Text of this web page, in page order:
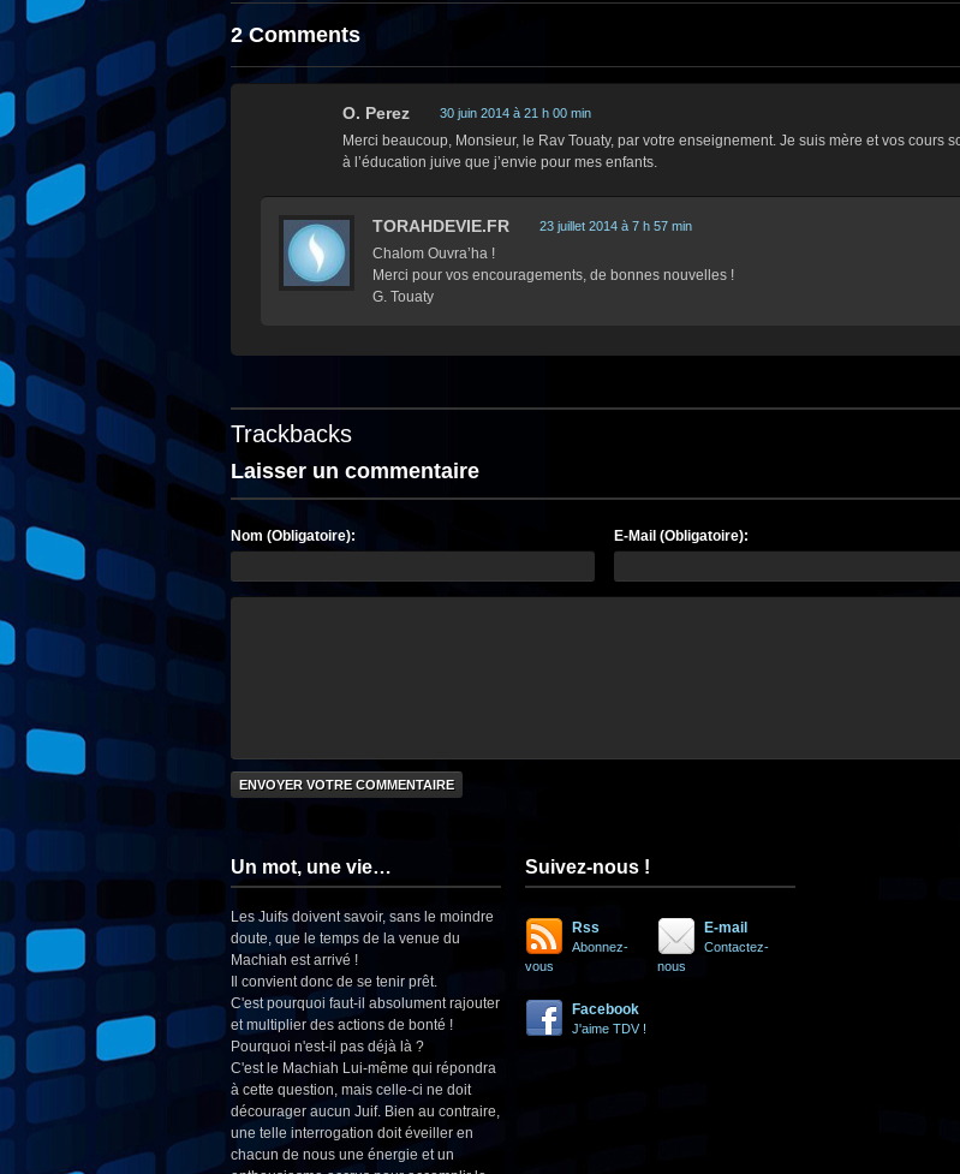
2 Comments
O. Perez 30 juin 2014 à 21 h 00 min
Merci beaucoup, Monsieur, le Rav Touaty, par votre enseignement. Je suis mère et vos cours
à l’éducation juive que j’envie pour mes enfants.
TORAHDEVIE.FR 23 juillet 2014 à 7 h 57 min
Chalom Ouvra’ha !
Merci pour vos encouragements, de bonnes nouvelles !
G. Touaty
Trackbacks
Laisser un commentaire
Nom (Obligatoire): E-Mail (Obligatoire):
Un mot, une vie…
Les Juifs doivent savoir, sans le moindre
doute, que le temps de la venue du
Machiah est arrivé !
Il convient donc de se tenir prêt.
C'est pourquoi faut-il absolument rajouter
et multiplier des actions de bonté !
Pourquoi n'est-il pas déjà là ?
C'est le Machiah Lui-même qui répondra
à cette question, mais celle-ci ne doit
décourager aucun Juif. Bien au contraire,
une telle interrogation doit éveiller en
chacun de nous une énergie et un
Suivez-nous !
Rss
Abonnez-
vous
E-mail
Contactez-
nous
Facebook
J'aime TDV !